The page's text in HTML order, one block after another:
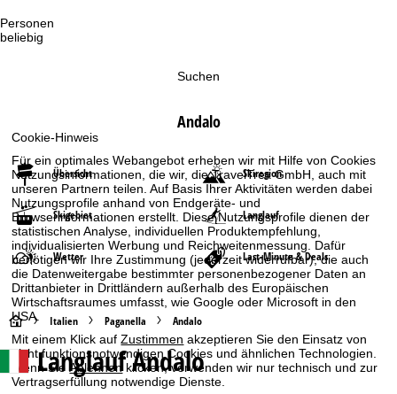
Cookie-Hinweis
Für ein optimales Webangebot erheben wir mit Hilfe von Cookies
Nutzungsinformationen, die wir, die TravelTrex GmbH, auch mit
unseren Partnern teilen. Auf Basis Ihrer Aktivitäten werden dabei
Nutzungsprofile anhand von Endgeräte- und
Browserinformationen erstellt. Diese Nutzungsprofile dienen der
statistischen Analyse, individuellen Produktempfehlung,
individualisierten Werbung und Reichweitenmessung. Dafür
benötigen wir Ihre Zustimmung (jederzeit widerrufbar), die auch
die Datenweitergabe bestimmter personenbezogener Daten an
Drittanbieter in Drittländern außerhalb des Europäischen
Wirtschaftsraumes umfasst, wie Google oder Microsoft in den
USA.
Mit einem Klick aufZustimmen akzeptieren Sie den Einsatz von
nicht funktionsnotwendigen Cookies und ähnlichen Technologien.
Wenn SieAblehnenklicken, verwenden wir nur technisch und zur
Vertragserfüllung notwendige Dienste.
Personen
beliebig
Suchen
Andalo
Übersicht Skiregion
Skigebiet Langlauf
Wetter Last-Minute & Deals
S
t
Italien Paganella Andalo
Langlauf Andalo